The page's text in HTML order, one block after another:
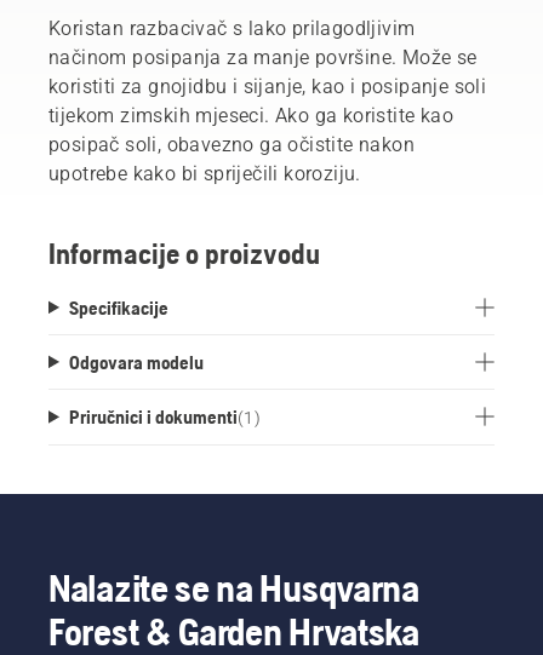
Koristan razbacivač s lako prilagodljivim
načinom posipanja za manje površine. Može se
koristiti za gnojidbu i sijanje, kao i posipanje soli
tijekom zimskih mjeseci. Ako ga koristite kao
posipač soli, obavezno ga očistite nakon
upotrebe kako bi spriječili koroziju.
Informacije o proizvodu
Specifikacije
Odgovara modelu
Priručnici i dokumenti(1 )
Nalazite se na Husqvarna
Forest & Garden Hrvatska